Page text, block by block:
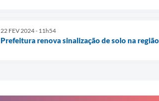
22 FEV 2024 - 11h54
Prefeitura renova sinalização de solo na